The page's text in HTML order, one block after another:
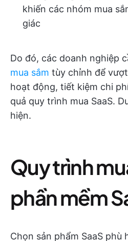
khiến các nhóm mua
giác
Do đó, các doanh nghiệp
mua sắm tùy chỉnh để
hoạt động, tiết kiệm chi
quả quy trình mua SaaS.
hiện.
Quy trình
phần mềm
Chọn sản phẩm SaaS phù